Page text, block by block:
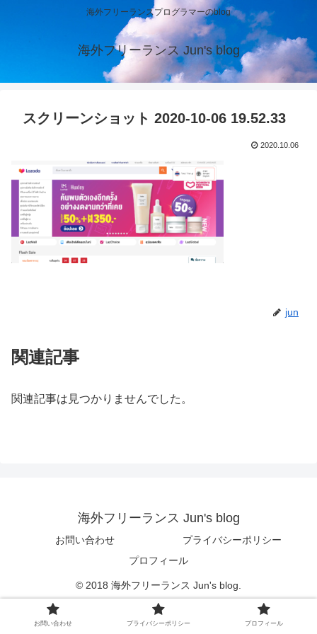
海外フリーランスプログラマーのblog
海外フリーランス Jun's blog
スクリーンショット 2020-10-06 19.52.33
2020.10.06
jun
関連記事
関連記事は見つかりませんでした。
海外フリーランス Jun's blog
お問い合わせ
プライバシーポリシー
プロフィール
© 2018 海外フリーランス Jun's blog.
お問い合わせ プライバシーポリシー プロフィール